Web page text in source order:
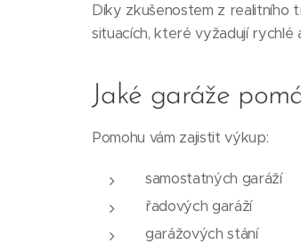
Díky zkušenostem z realitního
situacích, které vyžadují rychlé
Jaké garáže
Pomohu vám zajistit výkup:
samostatných garáží
řadových garáží
garážových stání